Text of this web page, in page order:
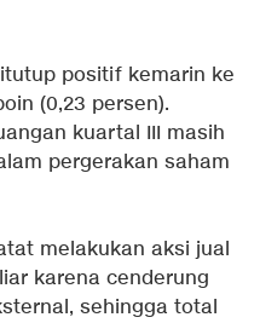
positif kemarin ke
(0,23 persen).
kuartal III masih
pergerakan saham
melakukan aksi jual
karena cenderung
sehingga total